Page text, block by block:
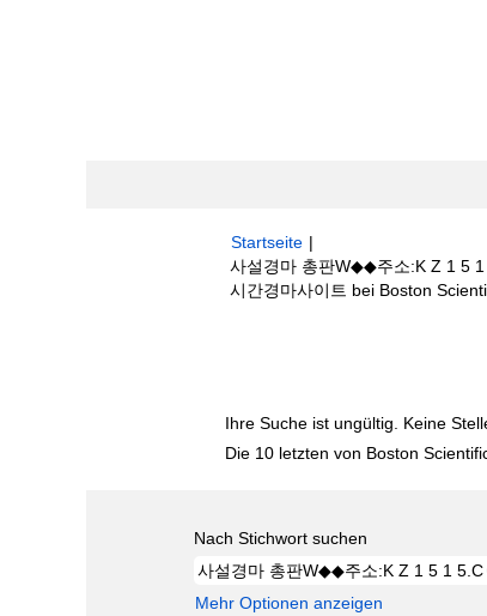
Startseite |
사설경마 총판W◆◆주소:K Z 1 5
시간경마사이트 bei Boston
Ihre Suche ist ungültig. Keine
Die 10 letzten von Boston
Nach Stichwort suchen
Mehr Optionen anzeigen